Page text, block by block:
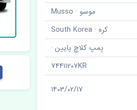
موسو · Musso
کره · South Korea
پمپ کلاچ پایین ·
74411207KR
1403/02/17